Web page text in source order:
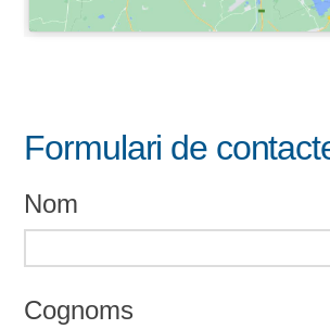
Formulari de
Nom
Cognoms